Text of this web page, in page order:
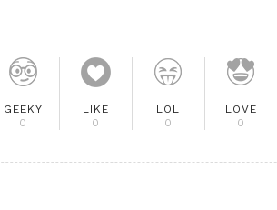
GEEKY
0
LIKE
0
LOL
0
LOVE
0